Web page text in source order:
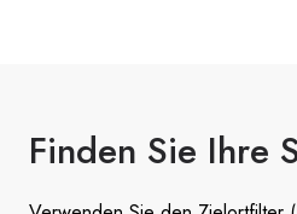
Finden Sie Ihre